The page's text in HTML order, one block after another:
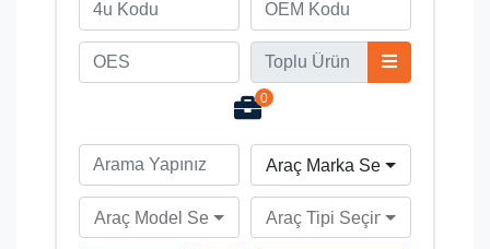
0
Araç Marka Seçiniz
Araç Model Seçiniz Araç Tipi Seçiniz